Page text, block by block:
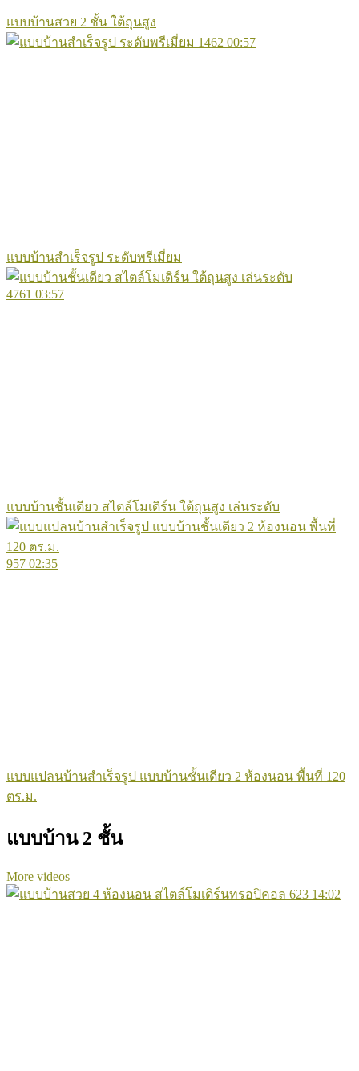
แบบบ้านสวย 2 ชั้น ใต้ถุนสูง
1462 00:57
แบบบ้านสำเร็จรูป ระดับพรีเมี่ยม
4761 03:57
แบบบ้านชั้นเดียว สไตล์โมเดิร์น ใต้ถุนสูง เล่นระดับ
957 02:35
แบบแปลนบ้านสำเร็จรูป แบบบ้านชั้นเดียว 2 ห้องนอน พื้นที่ 120
ตร.ม.
แบบบ้าน 2 ชั้น
More videos
623 14:02